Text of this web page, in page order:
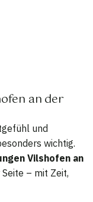
an der
und
wichtig.
Vilshofen an
– mit Zeit,